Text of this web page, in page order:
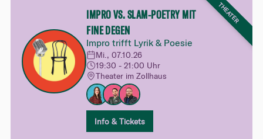
THEATER
IMPRO VS. SLAM-POETRY MIT
FINE DEGEN
Impro trifft Lyrik & Poesie
Mi., 07.10.26
19:30 - 21:00 Uhr
Theater im Zollhaus
Info & Tickets